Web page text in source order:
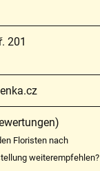
201
Floristen nach
weiterempfehlen?